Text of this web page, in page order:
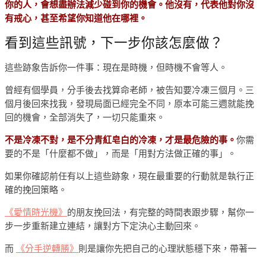
你的人，會想盡辦法減少碰到你的機會。他沒有，代表他對你沒
有戒心，甚至希望你知道他在哪裡。
看到這些訊號，下一步你該怎麼做？
這些跡象告訴你一件事：現在是時機，但時機不會等人。
曾經有個學員，分手後去找算命老師，被告知要冷凍三個月。三
個月後回來找我，發現局面已經完全不同，原本可能三週就能挽
回的機會，全部消失了，一切只能重來。
不是冷凍不對，是不分青紅皂白的冷凍，才是最危險的事。 你需
要的不是「什麼都不做」，而是「用對方法做正確的事」。
如果你確認前任有以上這些跡象，現在最重要的行動就是執行正
確的挽回策略。
《愛情時光機》 的朋友挽回法，有完整的時間表跟步驟，幫你一
步一步重新建立連結，讓對方下定決心主動回來。
而 《分手逆轉勝》 則是讓你先把自己的心理狀態穩下來，帶著一